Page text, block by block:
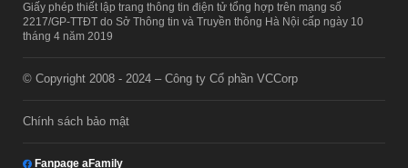
Giấy phép thiết lập trang thông tin điện tử tổng hợp trên mạng số
2217/GP-TTĐT do Sở Thông tin và Truyền thông Hà Nội cấp ngày 10
tháng 4 năm 2019
© Copyright 2008 - 2024 – Công ty Cổ phần VCCorp
Chính sách bảo mật
Fanpage aFamily